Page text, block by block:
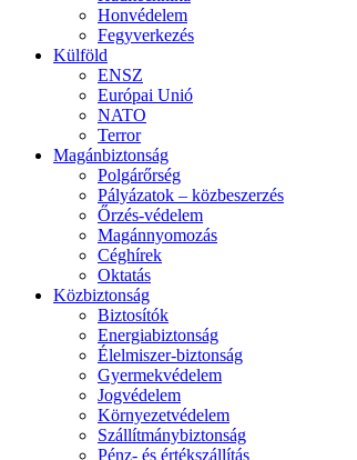
Honvédelem
Fegyverkezés
Külföld
ENSZ
Európai Unió
NATO
Terror
Magánbiztonság
Polgárőrség
Pályázatok – közbeszerzés
Őrzés-védelem
Magánnyomozás
Céghírek
Oktatás
Közbiztonság
Biztosítók
Energiabiztonság
Élelmiszer-biztonság
Gyermekvédelem
Jogvédelem
Környezetvédelem
Szállítmánybiztonság
Pénz- és értékszállítás